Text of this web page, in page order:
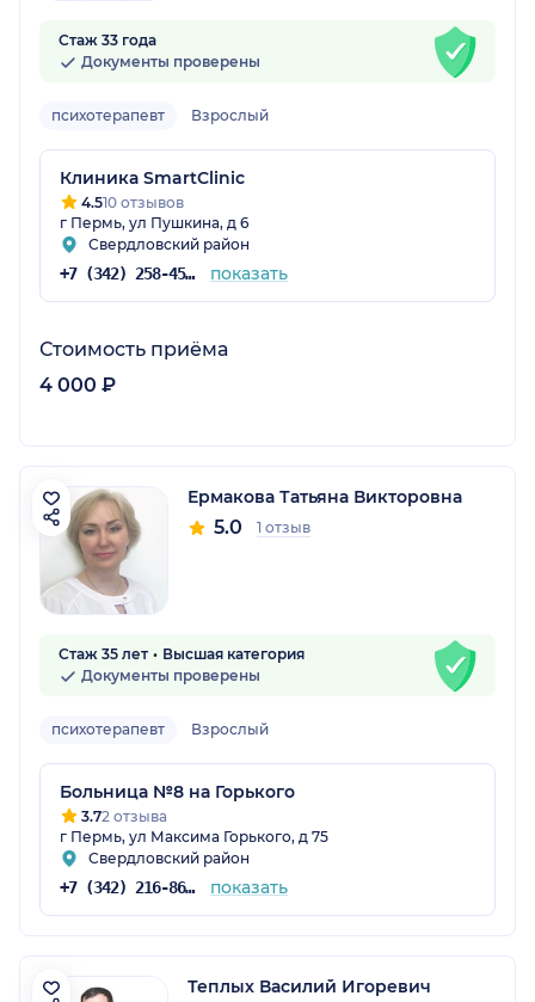
Стаж 33 года
Документы проверены
психотерапевт Взрослый
Клиника SmartClinic
4.510 отзывов
г Пермь, ул Пушкина, д 6
Свердловский район
+7 (342) 258-45-53 показать
Стоимость приёма
4 000 ₽
Ермакова Татьяна Викторовна
5.0 1 отзыв
Стаж 35 лет
Высшая категория
Документы проверены
психотерапевт Взрослый
Больница №8 на Горького
3.72 отзыва
г Пермь, ул Максима Горького, д 75
Свердловский район
+7 (342) 216-86-65 показать
Теплых Василий Игоревич